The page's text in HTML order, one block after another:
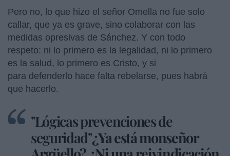
Pero no, lo que hizo el señor Omella no fue solo
callar, que ya es grave, sino colaborar con las
medidas opresivas de Sánchez. Y con todo
respeto: ni lo primero es la legalidad, ni lo primero
es la salud, lo primero es Cristo, y si
para defenderlo hace falta rebelarse, pues habrá
que hacerlo.
"Lógicas prevenciones de
seguridad"¿Ya está monseñor